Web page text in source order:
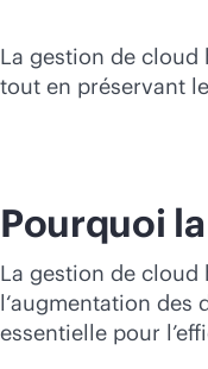
La gestion de
tout en préservant
Pourquoi
La gestion de
l‘augmentation
essentielle pour